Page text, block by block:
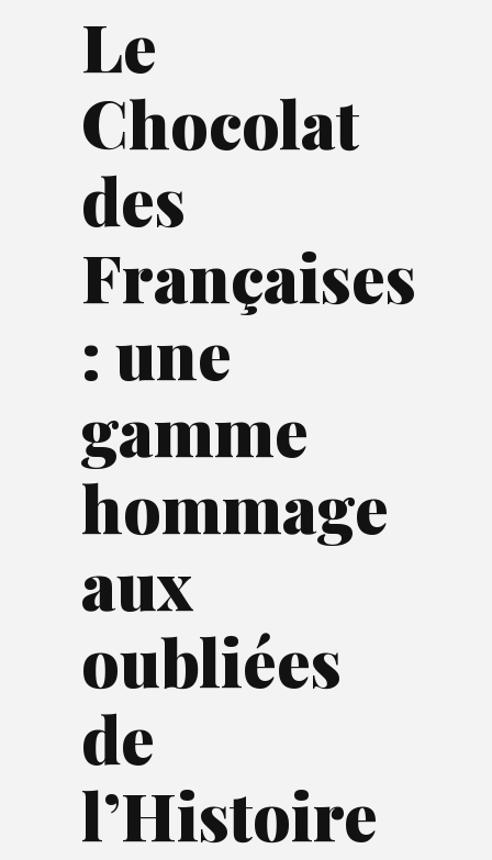
Le
Chocolat
des
Françaises
: une
gamme
hommage
aux
oubliées
de
l’Histoire